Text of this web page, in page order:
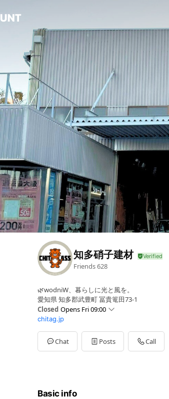
知多硝子建材
Friends628
🌿wodniW、暮らしに光と風を。
愛知県 知多郡武豊町 冨貴篭田73-1
Closed Opens Fri 09:00
SunClosed
Mon09:00 - 17:00
Tue09:00 - 17:00
Wed09:00 - 17:00
chitag.jp
Chat Posts Call
Basic info